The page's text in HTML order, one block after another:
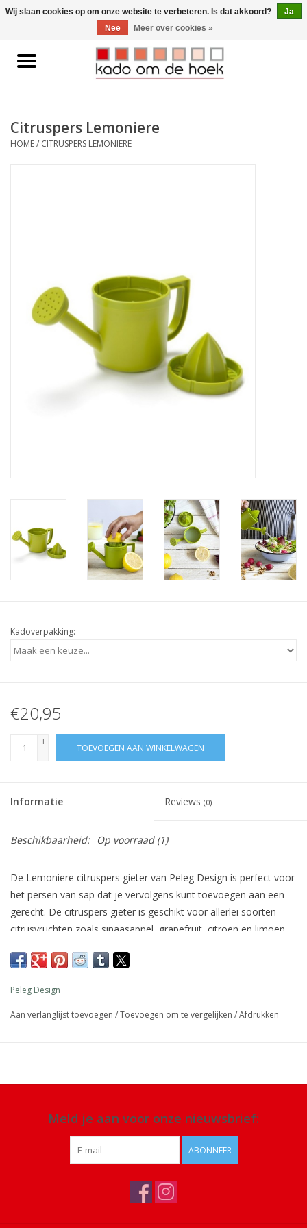
0 Artikelen - €0,00
Home
Gadgets
Pylones
Citruspers Lemoniere
HOME/ CITRUSPERS LEMONIERE
Kadoverpakking:
€20,95
+
-
TOEVOEGEN AAN WINKELWAGEN
Informatie Reviews (0)
Beschikbaarheid: Op voorraad(1)
De Lemoniere citruspers gieter van Peleg Design is perfect voor
het persen van sap dat je vervolgens kunt toevoegen aan een
gerecht. De citruspers gieter is geschikt voor allerlei soorten
citrusvruchten zoals sinaasappel, grapefruit, citroen en limoen.
bijvoorbeeld een salade. Heb je nog wat sap over en wil je dat
de gieter dan zo in je koelkast zetten.
Afmeting: 17,5 x 12 x 8 cm
Peleg Design
Aan verlanglijst toevoegen /Toevoegen om te vergelijken /Afdrukken
Meld je aan voor onze nieuwsbrief:
ABONNEER
Wij slaan cookies op om onze website te verbeteren. Is dat akkoord?
Ja
Nee
Meer over cookies »